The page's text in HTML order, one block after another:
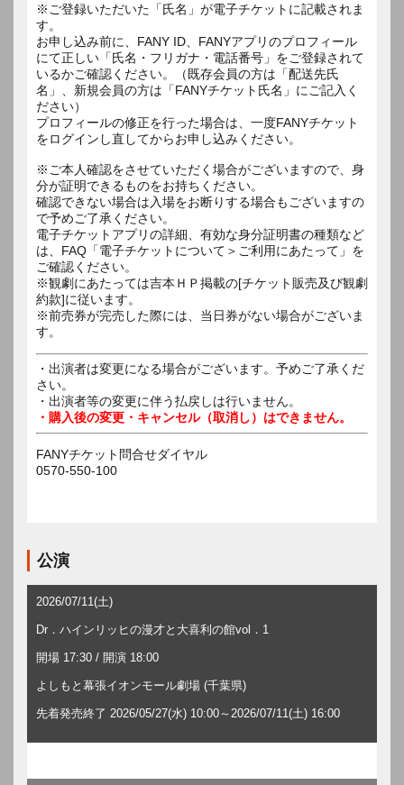
※ご登録いただいた「氏名」が電子チケットに記載されま
す。
お申し込み前に、FANY ID、FANYアプリのプロフィール
にて正しい「氏名・フリガナ・電話番号」をご登録されて
いるかご確認ください。（既存会員の方は「配送先氏
名」、新規会員の方は「FANYチケット氏名」にご記入く
ださい）
プロフィールの修正を行った場合は、一度FANYチケット
をログインし直してからお申し込みください。
※ご本人確認をさせていただく場合がございますので、身
分が証明できるものをお持ちください。
確認できない場合は入場をお断りする場合もございますの
で予めご了承ください。
電子チケットアプリの詳細、有効な身分証明書の種類など
は、FAQ「電子チケットについて＞ご利用にあたって」を
ご確認ください。
※観劇にあたっては吉本ＨＰ掲載の[チケット販売及び観劇
約款]に従います。
※前売券が完売した際には、当日券がない場合がございま
す。
・出演者は変更になる場合がございます。予めご了承くだ
さい。
・出演者等の変更に伴う払戻しは行いません。
・購入後の変更・キャンセル（取消し）はできません。
FANYチケット問合せダイヤル
0570-550-100
公演
2026/07/11(土)
Dr．ハインリッヒの漫才と大喜利の館vol．1
開場 17:30 / 開演 18:00
よしもと幕張イオンモール劇場 (千葉県)
先着発売終了 2026/05/27(水) 10:00～2026/07/11(土) 16:00